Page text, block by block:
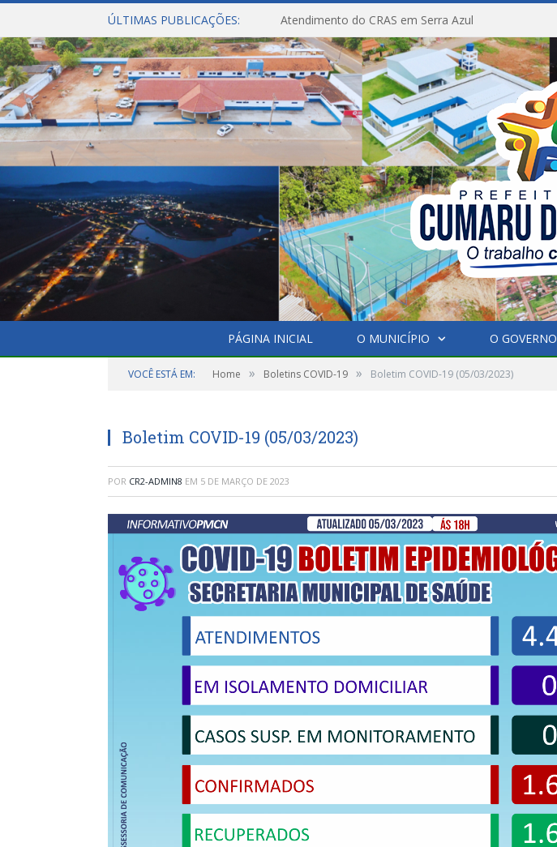
ÚLTIMAS PUBLICAÇÕES: Atendimento do CRAS em Serra Azul
PÁGINA INICIAL O MUNICÍPIO O GOVERNO
VOCÊ ESTÁ EM: Home » Boletins COVID-19 » Boletim COVID-19 (05/03/2023)
Boletim COVID-19 (05/03/2023)
POR CR2-ADMIN8 EM 5 DE MARÇO DE 2023